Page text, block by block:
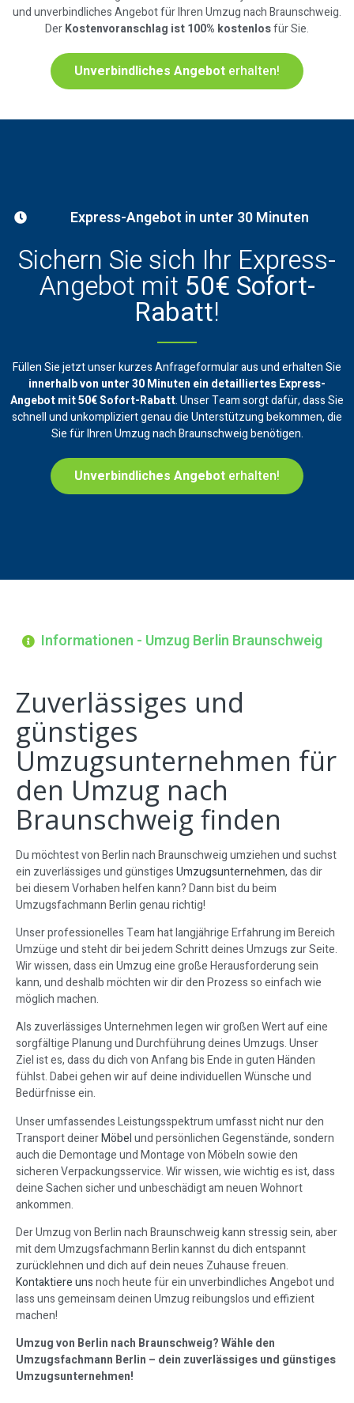
und unverbindliches Angebot für Ihren Umzug nach Braunschweig.
DerKostenvoranschlag ist 100% kostenlosfür Sie.
Unverbindliches Angebot erhalten!
Express-Angebot in unter 30 Minuten
Sichern Sie sich Ihr Express-
Angebot mit 50€ Sofort-
Rabatt!
Füllen Sie jetzt unser kurzes Anfrageformular aus und erhalten Sie
innerhalb von unter 30 Minuten ein detailliertes Express-
Angebot mit 50€ Sofort-Rabatt. Unser Team sorgt dafür, dass Sie
schnell und unkompliziert genau die Unterstützung bekommen, die
Sie für Ihren Umzug nach Braunschweig benötigen.
Unverbindliches Angebot erhalten!
Informationen - Umzug Berlin Braunschweig
Zuverlässiges und
günstiges
Umzugsunternehmen für
den Umzug nach
Braunschweig finden
Du möchtest von Berlin nach Braunschweig umziehen und suchst
ein zuverlässiges und günstigesUmzugsunternehmen, das dir
bei diesem Vorhaben helfen kann? Dann bist du beim
Umzugsfachmann Berlin genau richtig!
Unser professionelles Team hat langjährige Erfahrung im Bereich
Umzüge und steht dir bei jedem Schritt deines Umzugs zur Seite.
Wir wissen, dass ein Umzug eine große Herausforderung sein
kann, und deshalb möchten wir dir den Prozess so einfach wie
möglich machen.
Als zuverlässiges Unternehmen legen wir großen Wert auf eine
sorgfältige Planung und Durchführung deines Umzugs. Unser
Ziel ist es, dass du dich von Anfang bis Ende in guten Händen
fühlst. Dabei gehen wir auf deine individuellen Wünsche und
Bedürfnisse ein.
Unser umfassendes Leistungsspektrum umfasst nicht nur den
Transport deinerMöbelund persönlichen Gegenstände, sondern
auch die Demontage und Montage von Möbeln sowie den
sicheren Verpackungsservice. Wir wissen, wie wichtig es ist, dass
deine Sachen sicher und unbeschädigt am neuen Wohnort
ankommen.
Der Umzug von Berlin nach Braunschweig kann stressig sein, aber
mit dem Umzugsfachmann Berlin kannst du dich entspannt
zurücklehnen und dich auf dein neues Zuhause freuen.
Kontaktiere unsnoch heute für ein unverbindliches Angebot und
lass uns gemeinsam deinen Umzug reibungslos und effizient
machen!
Umzug von Berlin nach Braunschweig? Wähle den
Umzugsfachmann Berlin – dein zuverlässiges und günstiges
Umzugsunternehmen!